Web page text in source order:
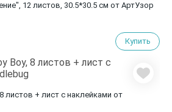
12 листов, 30.5*30.5 см от АртУзор
Купить
листов + лист с наклейками от